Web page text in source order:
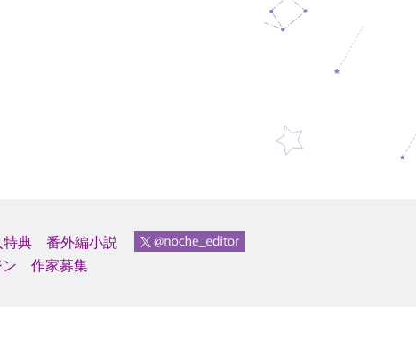
特典
番外編小説
作家募集